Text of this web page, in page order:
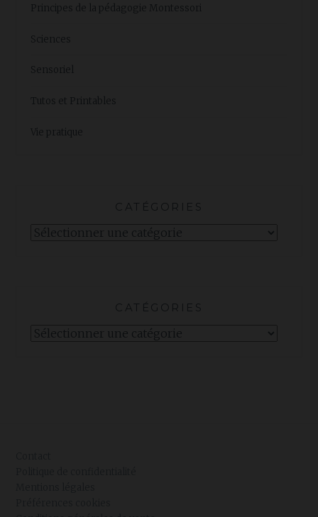
Principes de la pédagogie Montessori
Sciences
Sensoriel
Tutos et Printables
Vie pratique
CATÉGORIES
Catégories
CATÉGORIES
Catégories